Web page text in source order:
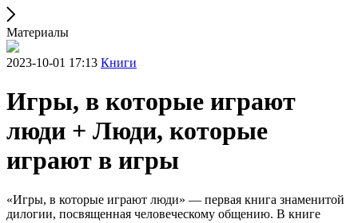
Материалы
2023-10-01 17:13 Книги
Игры, в которые играют
люди + Люди, которые
играют в игры
«Игры, в которые играют люди» — первая книга знаменитой
дилогии, посвященная человеческому общению. В книге